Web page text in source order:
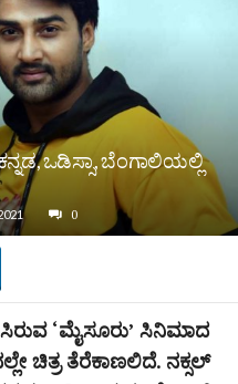
ಒಡಿಸ್ಸಾ, ಬೆಂಗಾಲಿಯಲ್ಲಿ
0
‘ಮೈಸೂರು’ ಸಿನಿಮಾದ
ಚಿತ್ರ ತೆರೆಕಾಣಲಿದೆ. ನಕ್ಸಲ್‌